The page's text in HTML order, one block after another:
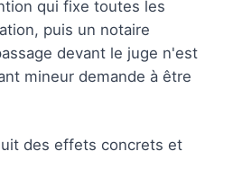
qui fixe toutes les
puis un notaire
devant le juge n'est
mineur demande à être
des effets concrets et